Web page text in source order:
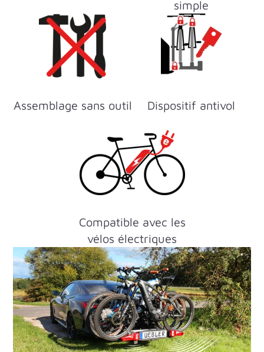
simple
Assemblage sans outil Dispositif antivol
Compatible avec les
vélos électriques